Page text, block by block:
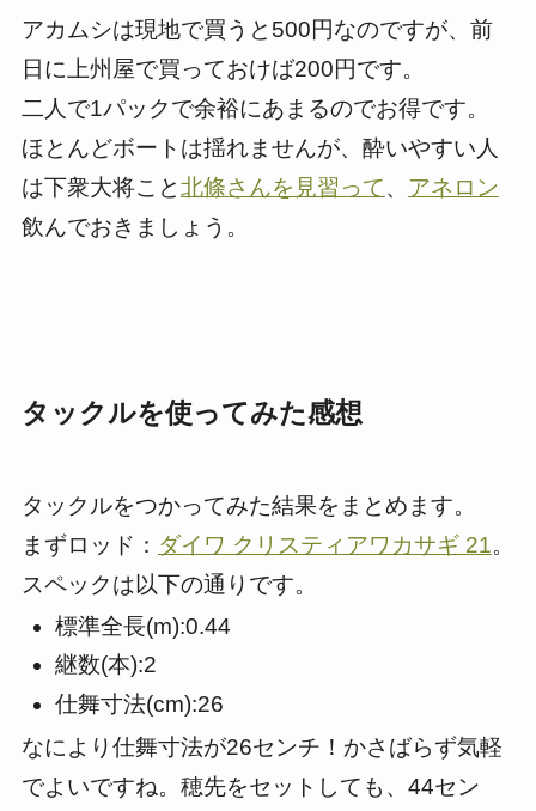
アカムシは現地で買うと500円なのですが、前
日に上州屋で買っておけば200円です。
二人で1パックで余裕にあまるのでお得です。
ほとんどボートは揺れませんが、酔いやすい人
は下衆大将こと北條さんを見習って、 アネロン
飲んでおきましょう。
タックルを使ってみた感想
タックルをつかってみた結果をまとめます。
まずロッド： ダイワ クリスティアワカサギ 21。
スペックは以下の通りです。
標準全長(m):0.44
継数(本):2
仕舞寸法(cm):26
なにより仕舞寸法が26センチ！かさばらず気軽
でよいですね。穂先をセットしても、44セン